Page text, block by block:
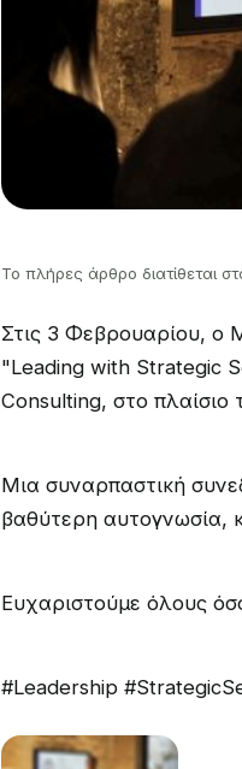
Το πλήρες άρθρο διατίθεται
Στις 3 Φεβρουαρίου, ο
"Leading with Strategic
Consulting, στο
Μια συναρπαστική
βαθύτερη αυτογνωσία,
Ευχαριστούμε όλους
#Leadership